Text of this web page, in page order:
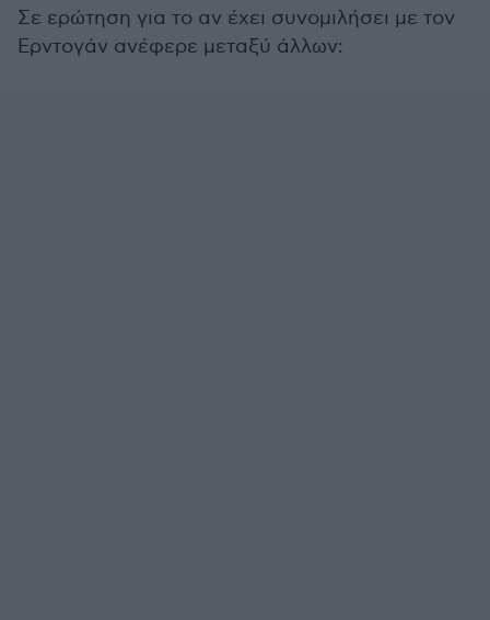
Σε ερώτηση για το αν έχει συνομιλήσει με τον
Ερντογάν ανέφερε μεταξύ άλλων: